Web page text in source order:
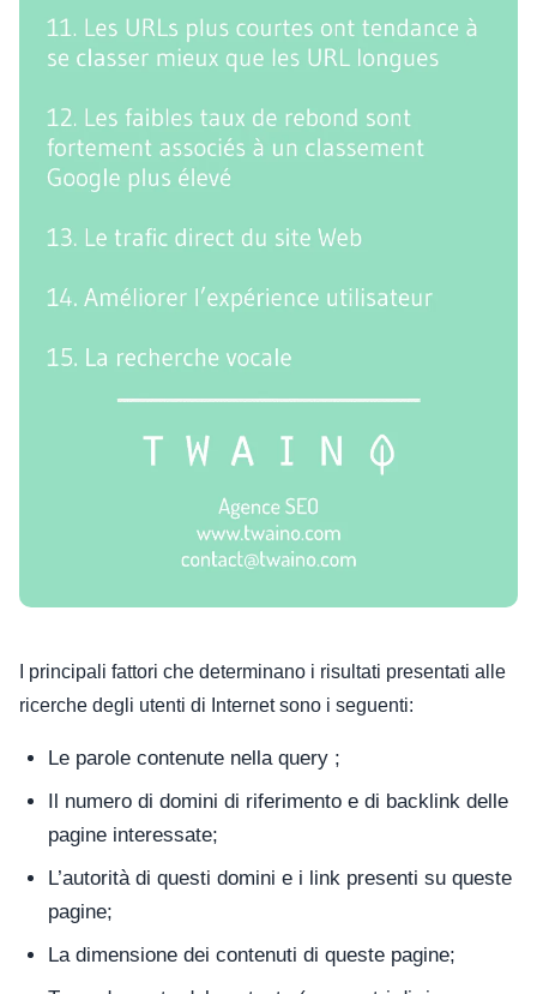
I principali fattori che determinano i risultati presentati alle
ricerche degli utenti di Internet sono i seguenti:
Le parole contenute nella query ;
Il numero di domini di riferimento e di backlink delle
pagine interessate;
L’autorità di questi domini e i link presenti su queste
pagine;
La dimensione dei contenuti di queste pagine;